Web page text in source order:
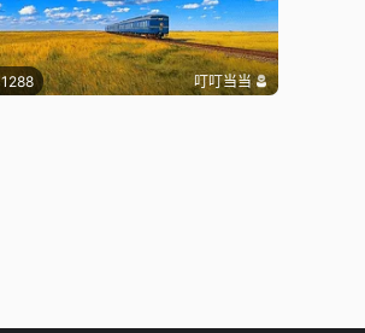
1288 叮叮当当